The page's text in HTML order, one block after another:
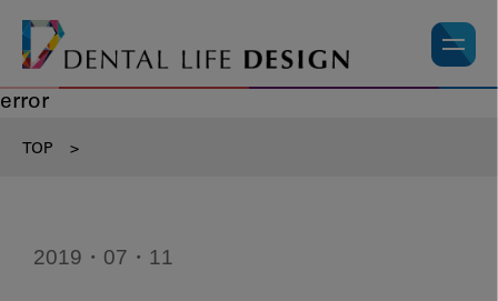
error
TOP >
2019・07・11